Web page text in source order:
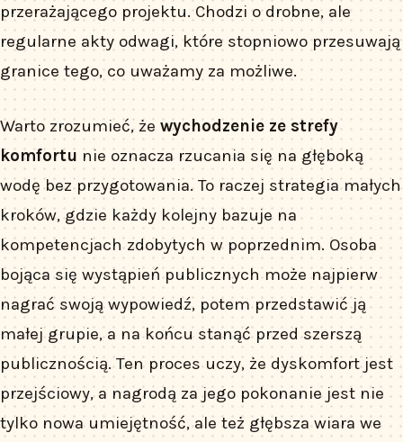
przerażającego projektu. Chodzi o drobne, ale
regularne akty odwagi, które stopniowo przesuwają
granice tego, co uważamy za możliwe.
Warto zrozumieć, że wychodzenie ze strefy
komfortu nie oznacza rzucania się na głęboką
wodę bez przygotowania. To raczej strategia małych
kroków, gdzie każdy kolejny bazuje na
kompetencjach zdobytych w poprzednim. Osoba
bojąca się wystąpień publicznych może najpierw
nagrać swoją wypowiedź, potem przedstawić ją
małej grupie, a na końcu stanąć przed szerszą
publicznością. Ten proces uczy, że dyskomfort jest
przejściowy, a nagrodą za jego pokonanie jest nie
tylko nowa umiejętność, ale też głębsza wiara we